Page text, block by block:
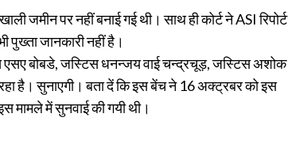
जमीन पर नहीं बनाई गई थी। साथ ही कोर्ट ने ASI रिपोर्ट
जानकारी नहीं है।
एसए बोबडे, जस्टिस धनन्जय वाई चन्द्रचूड़, जस्टिस अशोक
है। सुनाएगी। बता दें कि इस बेंच ने 16 अक्ट्रबर को इस
मामले में सुनवाई की गयी थी।